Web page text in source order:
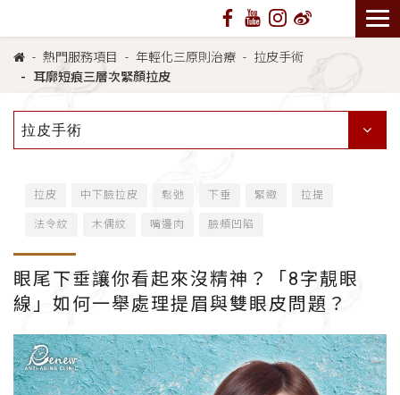
熱門服務項目 年輕化三原則治療
拉皮手術
耳廓短痕三層次緊顏拉皮
拉皮手術
拉皮 中下臉拉皮 鬆弛 下垂 緊緻 拉提
法令紋 木偶紋 嘴邊肉 臉頰凹陷
眼尾下垂讓你看起來沒精神？「8字靚眼
線」如何一舉處理提眉與雙眼皮問題？